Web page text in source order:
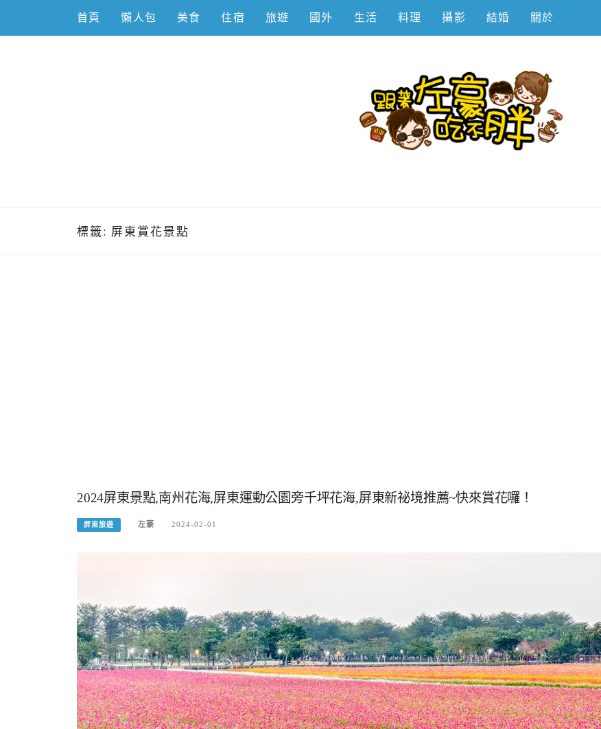
content
首頁 懶人包 美食 住宿 旅遊 國外 生活 料理 攝影 結婚 關於
標籤: 屏東賞花景點
2024屏東景點,南州花海,屏東運動公園旁千坪花海,屏東新祕境推薦~快來賞花囉！
屏東旅遊 左豪 2024-02-01